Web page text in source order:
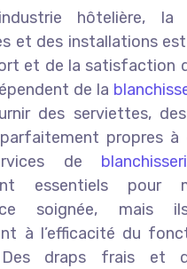
hôtelière,
et des installations
et de la satisfaction
de la
des serviettes,
propres à
de
essentiels pour
soignée, mais
à l’efficacité du
Des draps frais et